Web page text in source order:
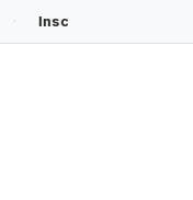
Processo Seletivo de